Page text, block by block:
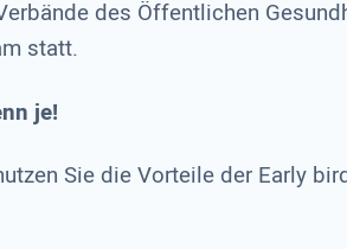
des Öffentlichen
statt.
je!
Sie die Vorteile der Early